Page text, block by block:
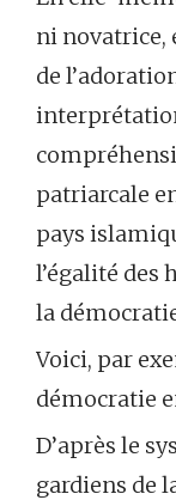
ni novatrice,
de
patriarcale
pays
l’égalité des
la
Voici, par
démocratie
D’après le
gardiens de